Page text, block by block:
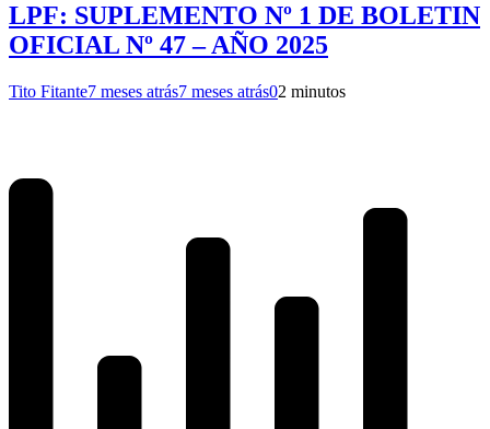
LPF: SUPLEMENTO Nº 1 DE BOLETIN
OFICIAL Nº 47 – AÑO 2025
Tito Fitante7 meses atrás7 meses atrás02 minutos